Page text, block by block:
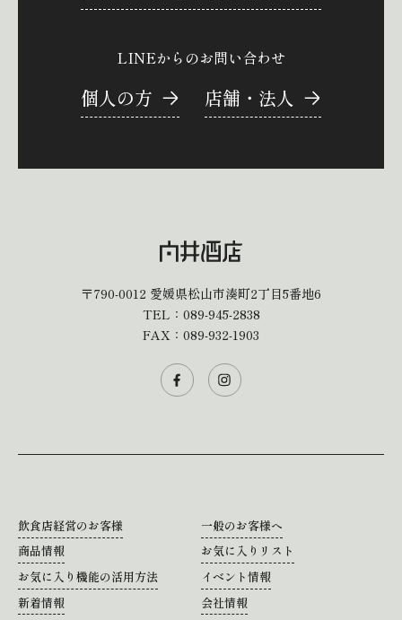
LINEからのお問い合わせ
個人の方 店舗・法人
〒790-0012 愛媛県松山市湊町2丁目5番地6
TEL： 089-945-2838
FAX：089-932-1903
飲食店経営のお客様
一般のお客様へ
商品情報
お気に入りリスト
お気に入り機能の活用方法
イベント情報
新着情報
会社情報